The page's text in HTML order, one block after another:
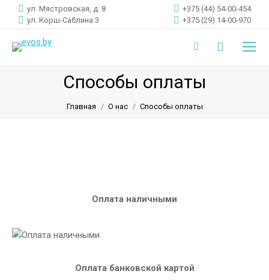
ул. Мястровская, д. 8
+375 (44) 54-00-454
ул. Корш-Саблина 3
+375 (29) 14-00-970
Поиск:
Способы оплаты
Вы здесь:
Главная О нас Способы оплаты
Оплата наличными
Оплата банковской картой